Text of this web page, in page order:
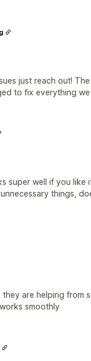
just reach out!
to fix everything we
super well if you like
things,
are helping from
smoothly